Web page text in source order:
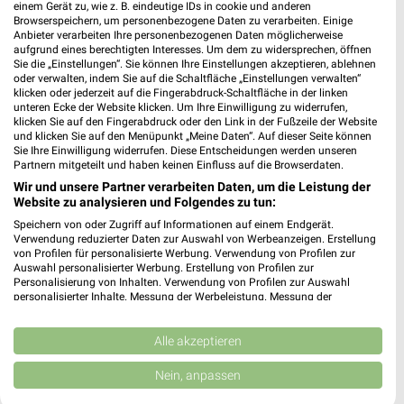
3 Prospekte
Kaufland
4,4 km
ALDI SÜD
0,4 km
einem Gerät zu, wie z. B. eindeutige IDs in cookie und anderen
Browserspeichern, um personenbezogene Daten zu verarbeiten. Einige
Anbieter verarbeiten Ihre personenbezogenen Daten möglicherweise
aufgrund eines berechtigten Interesses. Um dem zu widersprechen, öffnen
Sie die „Einstellungen“. Sie können Ihre Einstellungen akzeptieren, ablehnen
oder verwalten, indem Sie auf die Schaltfläche „Einstellungen verwalten“
klicken oder jederzeit auf die Fingerabdruck-Schaltfläche in der linken
unteren Ecke der Website klicken. Um Ihre Einwilligung zu widerrufen,
klicken Sie auf den Fingerabdruck oder den Link in der Fußzeile der Website
und klicken Sie auf den Menüpunkt „Meine Daten“. Auf dieser Seite können
Sie Ihre Einwilligung widerrufen. Diese Entscheidungen werden unseren
Partnern mitgeteilt und haben keinen Einfluss auf die Browserdaten.
Wir und unsere Partner verarbeiten Daten, um die Leistung der
Website zu analysieren und Folgendes zu tun:
Speichern von oder Zugriff auf Informationen auf einem Endgerät.
Verwendung reduzierter Daten zur Auswahl von Werbeanzeigen. Erstellung
von Profilen für personalisierte Werbung. Verwendung von Profilen zur
Auswahl personalisierter Werbung. Erstellung von Profilen zur
Personalisierung von Inhalten. Verwendung von Profilen zur Auswahl
personalisierter Inhalte. Messung der Werbeleistung. Messung der
Kombinationen von Daten aus verschiedenen Quellen. Entwicklung und
Verbesserung der Angebote. Verwendung reduzierter Daten zur Auswahl
von Inhalten.
Daten können außerhalb der Europäischen Union weitergegeben und in die
USA gesendet werden.
Alle akzeptieren
Nein, anpassen